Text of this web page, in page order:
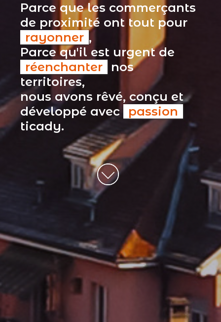
Parce que les commerçants
de proximité ont tout pour
rayonner ,
Parce qu'il est urgent de
réenchanter
nos
territoires,
nous avons rêvé, conçu et
développé avec passion
ticady.